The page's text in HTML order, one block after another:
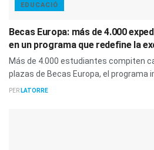
EDUCACIÓ
Becas Europa: más de 4.000
en un programa que redefine la
Más de 4.000 estudiantes compiten
plazas de Becas Europa, el programa
PER LATORRE